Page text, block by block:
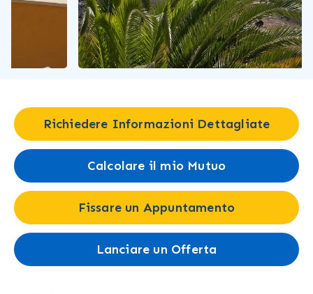
Richiedere Informazioni Dettagliate
Calcolare il mio Mutuo
Fissare un Appuntamento
Lanciare un Offerta